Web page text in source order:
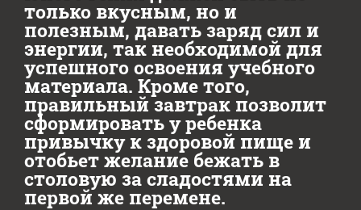
только вкусным, но и
полезным, давать заряд сил и
энергии, так необходимой для
успешного освоения учебного
материала. Кроме того,
правильный завтрак позволит
сформировать у ребенка
привычку к здоровой пище и
отобьет желание бежать в
столовую за сладостями на
первой же перемене.